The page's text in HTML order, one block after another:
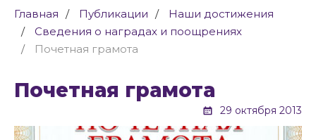
Главная Публикации
Наши достижения
Сведения о наградах и поощрениях
Почетная грамота
Почетная грамота
29 октября 2013